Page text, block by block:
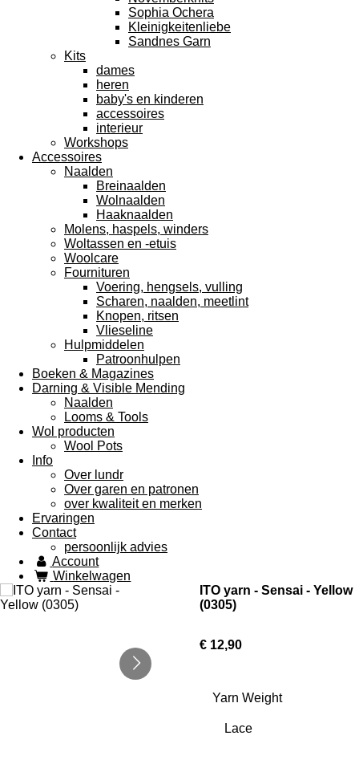
Sophia Ochera
Kleinigkeitenliebe
Sandnes Garn
Kits
dames
heren
baby's en kinderen
accessoires
interieur
Workshops
Accessoires
Naalden
Breinaalden
Wolnaalden
Haaknaalden
Molens, haspels, winders
Woltassen en -etuis
Woolcare
Fournituren
Voering, hengsels, vulling
Scharen, naalden, meetlint
Knopen, ritsen
Vlieseline
Hulpmiddelen
Patroonhulpen
Boeken & Magazines
Darning & Visible Mending
Naalden
Looms & Tools
Wol producten
Wool Pots
Info
Over lundr
Over garen en patronen
over kwaliteit en merken
Ervaringen
Contact
persoonlijk advies
Account
Winkelwagen
ITO yarn - Sensai - Yellow
(0305)
€ 12,90
Yarn Weight